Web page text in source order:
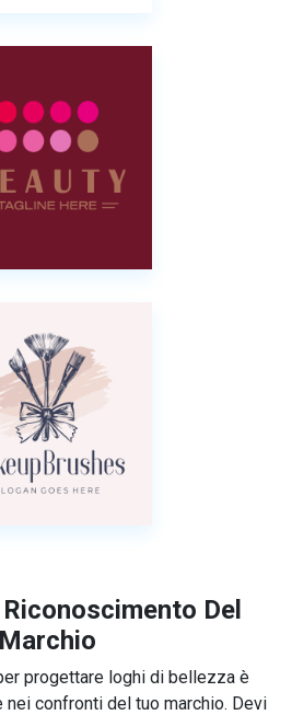
Del
Marchio
progettare loghi di bellezza è
confronti del tuo marchio. Devi